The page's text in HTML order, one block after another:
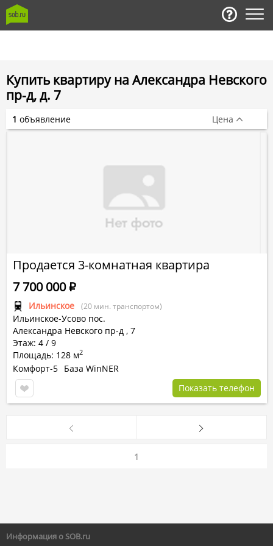
Купить квартиру на Александра Невского
пр-д, д. 7
Продается 3-комнатная квартира
Ильинское (20 мин. транспортом)
Ильинское-Усово пос.
Александра Невского пр-д , 7
Этаж: 4 / 9
Площадь: 128 м2
7 700 000Р
Комфорт-5 База WinNER
Показать телефон
1 объявление Цена
1
Информация о SOB.ru